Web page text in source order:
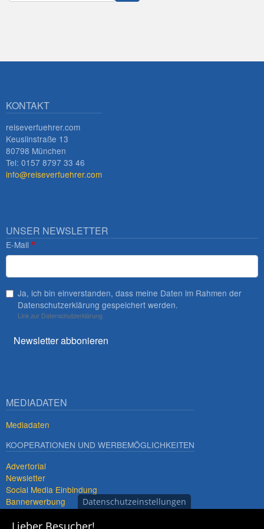
KONTAKT
reiseverfuehrer.com
Keuslinstraße 13
80798 München
Tel: 0157 8797 33 46
info@reiseverfuehrer.com
UNSER NEWSLETTER
E-Mail
Ja, ich bin einverstanden, dass meine Daten im Rahmen der
Datenschutzerklärung gespeichert werden.
Link zur Datenschutzerklärung
Newsletter abbonieren
MEDIADATEN
Mediadaten
KOOPERATIONEN UND WERBEMÖGLICHKEITEN
Advertorial
Newsletter
Social Media Einbindung
Bannerwerbung
Premiumdestinationen
Datenschutzeinstellungen
Lieber Besucher!